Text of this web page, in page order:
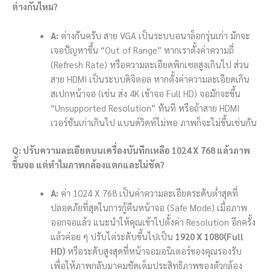
ต่างกันไหม?
A: ต่างกันครับ สาย VGA เป็นระบบอนาล็อกรุ่นเก่า มักจะ
เจอปัญหาขึ้น “Out of Range” หากเราตั้งค่าความถี่
(Refresh Rate) หรือความละเอียดพิกเซลสูงเกินไป ส่วน
สาย HDMI เป็นระบบดิจิตอล หากตั้งค่าความละเอียดเกิน
สเปกหน้าจอ (เช่น ส่ง 4K เข้าจอ Full HD) จอมักจะขึ้น
“Unsupported Resolution” ทันที หรือถ้าสาย HDMI
เวอร์ชันเก่าเกินไป แบนด์วิดท์ไม่พอ ภาพก็จะไม่ขึ้นเช่นกัน
Q: ปรับความละเอียดบนเครื่องบันทึกเหลือ 1024 X 768 แล้วภาพ
ขึ้นจอ แต่ทำไมภาพกล้องแตกและไม่ชัด?
A: ค่า 1024 X 768เป็นค่าความละเอียดระดับต่ำสุดที่
ปลอดภัยที่สุดในการกู้คืนหน้าจอ (Safe Mode) เมื่อภาพ
ออกจอแล้ว แนะนำให้คุณเข้าไปตั้งค่า Resolution อีกครั้ง
แล้วค่อย ๆ ปรับไต่ระดับขึ้นไปเป็น 1920 X 1080(Full
HD)หรือระดับสูงสุดที่หน้าจอมอนิเตอร์ของคุณรองรับ
เพื่อให้ภาพกลับมาคมชัดเต็มประสิทธิภาพของตัวกล้อง